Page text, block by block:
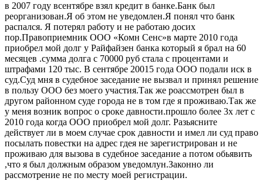
в 2007 году всентябре взял кредит в банке.Банк был
реорганизован.Я об этом не уведомлен.Я понял что банк
распался. Я потерял работу и не работаю досих
пор.Правоприемник ООО «Комн Сенс»в марте 2010 года
приобрел мой долг у Райфайзен банка который я брал на 60
месяцев .сумма долга с 70000 руб стала с процентами и
штрафами 120 тыс. В сентябре 20015 года ООО подали иск в
суд.Суд мня в судебное заседание не вызвал и принял решение
в пользу ООО без моего участия.Так же роассмотрен был в
другом районном суде города не в том где я проживаю.Так же
у меня возник вопрос о сроке давности.прошло более 3х лет с
2010 года когда ООО приобрел мой долг. Разьясните
действует ли в моем случае срок давности и имел ли суд право
посылать повестки на адрес гдея не зарегистрирован и не
проживаю для вызова в судебное заседание а потом обьявить
,что я был должным образом уведомлун.Законно ли
рассмотрение не по месту моей регистрации.